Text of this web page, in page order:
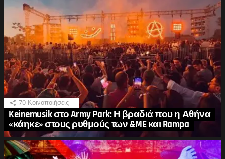
70 Κοινοποιήσεις
Keinemusik στο Army Park: Η βραδιά που η Αθήνα
«κάηκε» στους ρυθμούς των &ME και Rampa